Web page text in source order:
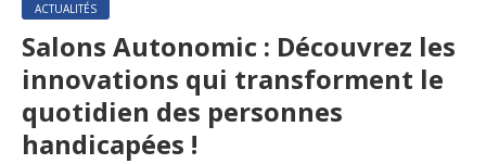
ACTUALITÉS
Salons Autonomic : Découvrez les
innovations qui transforment le
quotidien des personnes
handicapées !